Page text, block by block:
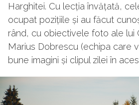
Harghitei. Cu lecția învățată,
ocupat pozițiile și au făcut
rând, cu obiectivele foto ale lui
Marius Dobrescu (echipa care
bune imagini și clipul zilei în